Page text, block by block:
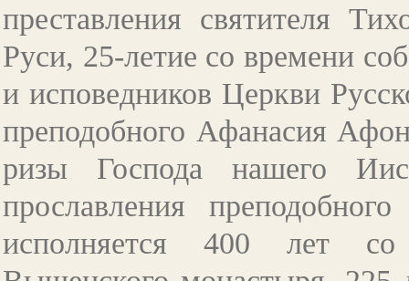
преставления святителя
Руси, 25-летие со времени
и исповедников Церкви
преподобного Афанасия
ризы Господа нашего
прославления
исполняется 400 лет со